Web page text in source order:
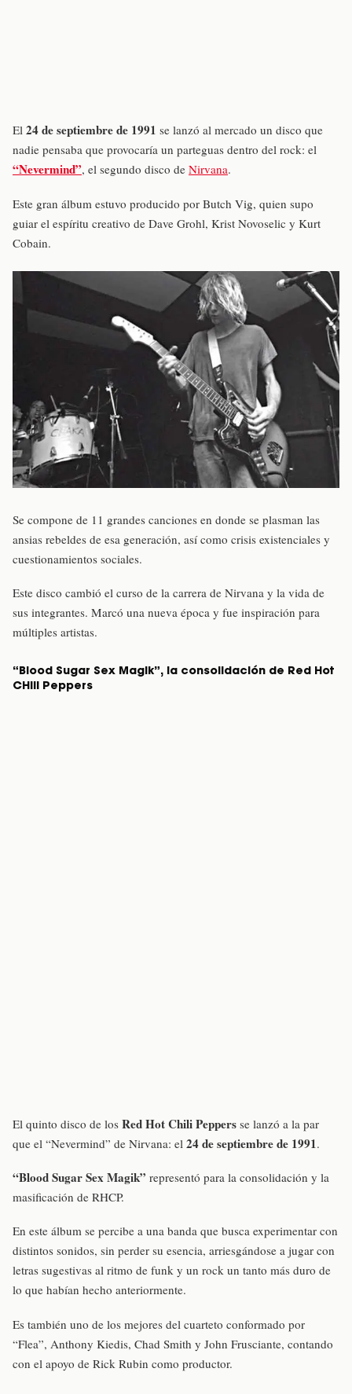
El 24 de septiembre de 1991 se lanzó al mercado un disco que
nadie pensaba que provocaría un parteguas dentro del rock: el
“Nevermind”, el segundo disco de Nirvana.
Este gran álbum estuvo producido por Butch Vig, quien supo
guiar el espíritu creativo de Dave Grohl, Krist Novoselic y Kurt
Cobain.
Se compone de 11 grandes canciones en donde se plasman las
ansias rebeldes de esa generación, así como crisis existenciales y
cuestionamientos sociales.
Este disco cambió el curso de la carrera de Nirvana y la vida de
sus integrantes. Marcó una nueva época y fue inspiración para
múltiples artistas.
“Blood Sugar Sex Magik”, la consolidación de Red Hot
CHili Peppers
El quinto disco de los Red Hot Chili Peppers se lanzó a la par
que el “Nevermind” de Nirvana: el 24 de septiembre de 1991.
“Blood Sugar Sex Magik” representó para la consolidación y la
masificación de RHCP.
En este álbum se percibe a una banda que busca experimentar con
distintos sonidos, sin perder su esencia, arriesgándose a jugar con
letras sugestivas al ritmo de funk y un rock un tanto más duro de
lo que habían hecho anteriormente.
Es también uno de los mejores del cuarteto conformado por
“Flea”, Anthony Kiedis, Chad Smith y John Frusciante, contando
con el apoyo de Rick Rubin como productor.